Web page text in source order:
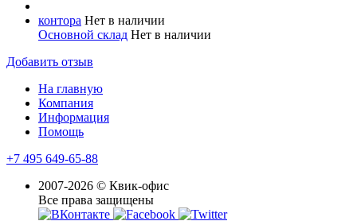
контора Нет в наличии
Основной склад Нет в наличии
Добавить отзыв
На главную
Компания
Информация
Помощь
+7 495 649-65-88
2007-2026 © Квик-офис
Все права защищены